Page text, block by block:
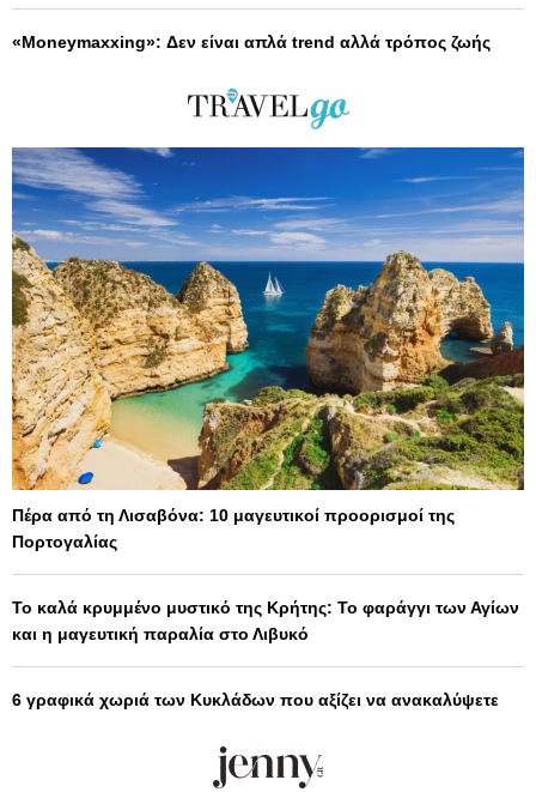
«Moneymaxxing»: Δεν είναι απλά trend αλλά τρόπος ζωής
Πέρα από τη Λισαβόνα: 10 μαγευτικοί προορισμοί της
Πορτογαλίας
Το καλά κρυμμένο μυστικό της Κρήτης: Το φαράγγι των Αγίων
και η μαγευτική παραλία στο Λιβυκό
6 γραφικά χωριά των Κυκλάδων που αξίζει να ανακαλύψετε